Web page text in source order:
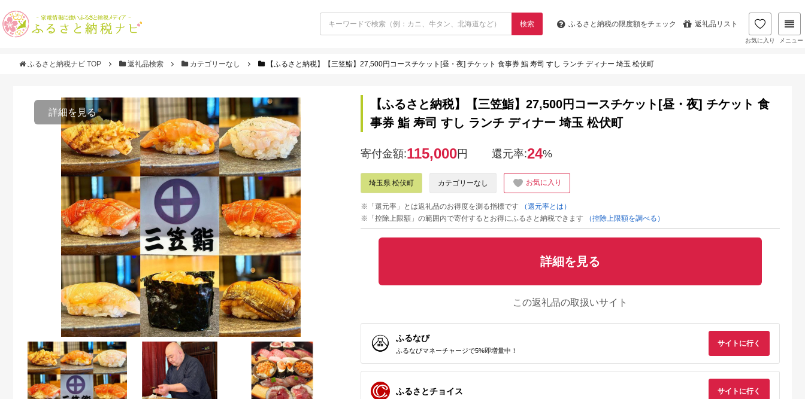
検索 ふるさと納税の限度額をチェック 返礼品リスト
お気に入り メニュー
ふるさと納税ナビ TOP 返礼品検索 カテゴリーなし 【ふるさと納税】【三笠鮨】27,500円コースチケット[昼・夜] チケット 食事券 鮨 寿司 すし ランチ ディナー 埼玉 松伏町
詳細を見る
【ふるさと納税】【三笠鮨】27,500円コースチケット[昼・夜] チケット 食
事券 鮨 寿司 すし ランチ ディナー 埼玉 松伏町
寄付金額:115,000円 還元率:24%
埼玉県 松伏町 カテゴリーなし お気に入り
※「還元率」とは返礼品のお得度を測る指標です
（還元率とは）
※「控除上限額」の範囲内で寄付するとお得にふるさと納税できます
（控除上限額を調べる）
詳細を見る
この返礼品の取扱いサイト
ふるなび
ふるなびマネーチャージで5%即増量中！
サイトに行く
ふるさとチョイス サイトに行く